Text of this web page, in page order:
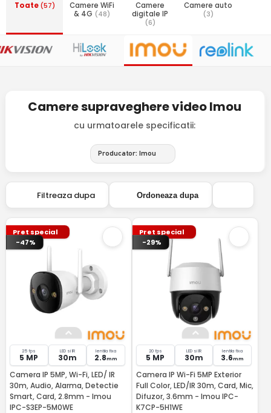
Toate(57)
Camere WiFi
& 4G (48)
Camere
digitale IP
(6)
Camere auto
(3)
Camere supraveghere video Imou
cu urmatoarele specificatii:
Producator: Imou
Filtreaza dupa Ordoneaza dupa
Pret special
-47%
25 fps
5 MP
LED si IR
30m
lentila fixa
2.8mm
Camera IP 5MP, Wi-Fi, LED/ IR
30m, Audio, Alarma, Detectie
Smart, Card, 2.8mm - Imou
IPC-S3EP-5M0WE
Pret special
-29%
20 fps
5 MP
LED si IR
30m
lentila fixa
3.6mm
Camera IP Wi-Fi 5MP Exterior
Full Color, LED/IR 30m, Card, Mic,
Difuzor, 3.6mm - Imou IPC-
K7CP-5H1WE